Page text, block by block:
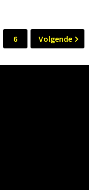
6 Volgende